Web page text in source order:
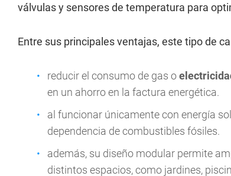
válvulas y sensores de temperatura para
Entre sus principales ventajas, este tipo de
reducir el consumo de gas o
en un ahorro en la factura energética.
al funcionar únicamente con energía
dependencia de combustibles fósiles.
además, su diseño modular permite
distintos espacios, como jardines,